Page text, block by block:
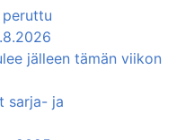
peruttu
jälleen tämän viikon
sarja- ja